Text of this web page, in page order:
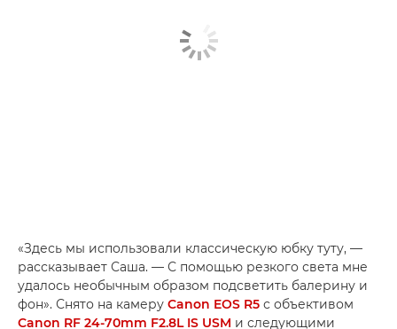
«Здесь мы использовали классическую юбку туту, —
рассказывает Саша. — С помощью резкого света мне
удалось необычным образом подсветить балерину и
фон». Снято на камеру Canon EOS R5 с объективом
Canon RF 24-70mm F2.8L IS USM и следующими